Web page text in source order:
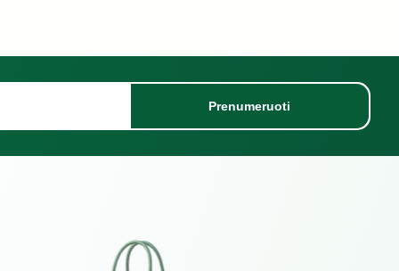
Prenumeruoti